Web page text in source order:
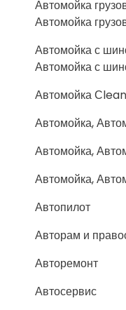
Автомойка
Автомойка
Автомойка с
Автомойка с
Автомойка
Автомойка,
Автомойка,
Автомойка,
Автопилот
Авторам и
Авторемонт
Автосервис